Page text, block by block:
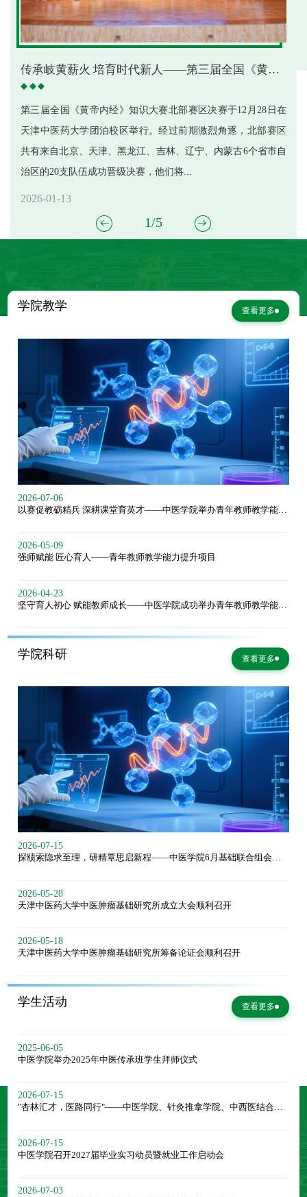
传承岐黄薪火 培育时代新人——第三届全国《黄帝内经》知识大赛北部赛区决赛成功举办
第三届全国《黄帝内经》知识大赛北部赛区决赛于12月28日在
天津中医药大学团泊校区举行。经过前期激烈角逐，北部赛区
共有来自北京、天津、黑龙江、吉林、辽宁、内蒙古6个省市自
治区的20支队伍成功晋级决赛，他们将...
2026-01-13
中医学院举办“传颂杏林经典 礼敬中华文化”——第四届槿勤传统文化节开幕仪式
仲夏启盛景，端阳润文脉。为弘扬中华优秀传统文化，厚植青
年文化自信与家国情怀，让广大青年学生沉浸式感受传统节日
魅力，2026年6月17日下午，中医学院“传颂杏林经典，礼敬中
华文化”第四届槿勤传统文化节正式拉...
2026-07-15
中医学院举办2026年中医传承班及长学制学生拜师仪式
仲夏时节，万物并秀。为深入贯彻习近平总书记关于中医药工
作的重要论述，进一步增强学生文化自信，深化“院校教育+师
承教育”的中医药人才培养模式，推进学生培养改革创新，6月
30日下午，天津中医药大学中医学院...
2026-07-03
深化校院协同 共育岐黄英才——中医学院走进南开医院开展“访企拓岗”专项行动
为进一步拓宽毕业生就业渠道，深化校院合作内涵，2026年5月
25日下午，天津中医药大学副校长张俊华带队赴天津市南开医
院走访调研，开展“访企拓岗促就业”专项工作，中医学院、中
西医结合学院相关领导老师随同走访...
2026-05-28
中医学院党委部署开展树立和践行正确政绩观学习教育
为深入贯彻落实党中央关于树立和践行正确政绩观的重大决策
部署，切实把思想和行动统一到中央和天津市委工作要求上
来，中医学院党委召开党委会（扩大）会议，党支部书记列席
参会，专题部署开展树立和践行正确政绩...
2026-03-13
1/5
学院教学 查看更多
2026-07-06
以赛促教砺精兵 深耕课堂育英才——中医学院举办青年教师教学能力提升计划第六期培训
2026-05-09
强师赋能 匠心育人——青年教师教学能力提升项目
2026-04-23
坚守育人初心 赋能教师成长——中医学院成功举办青年教师教学能力提升项目第一期培训
学院科研 查看更多
2026-07-15
探赜索隐求至理，研精覃思启新程——中医学院6月基础联合组会持续推进科研交流
2026-05-28
天津中医药大学中医肿瘤基础研究所成立大会顺利召开
2026-05-18
天津中医药大学中医肿瘤基础研究所筹备论证会顺利召开
学生活动 查看更多
2025-06-05
中医学院举办2025年中医传承班学生拜师仪式
2026-07-15
"杏林汇才，医路同行"——中医学院、针灸推拿学院、中西医结合学院与中医一附院联合线下双选会顺利举办
2026-07-15
中医学院召开2027届毕业实习动员暨就业工作启动会
2026-07-03